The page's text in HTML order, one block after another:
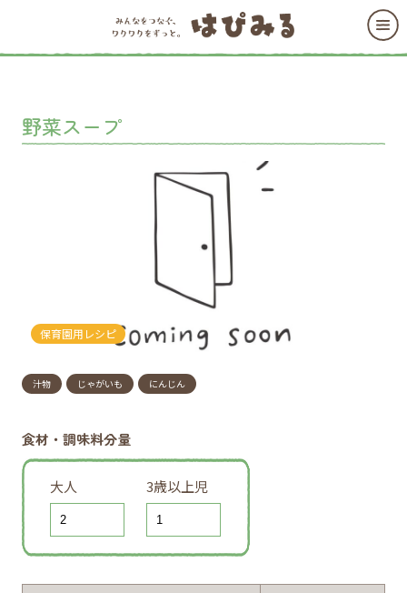
野菜スープ
保育園用レシピ
汁物 じゃがいも にんじん
食材・調味料分量
大人 3歳以上児